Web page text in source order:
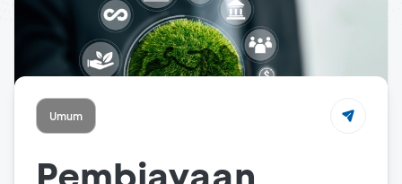
Umum